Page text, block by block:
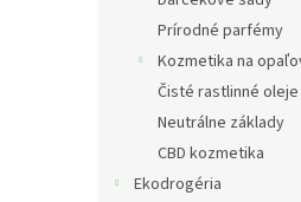
Prírodné parfémy
Kozmetika na
Čisté rastlinné oleje
Neutrálne základy
CBD kozmetika
Ekodrogéria